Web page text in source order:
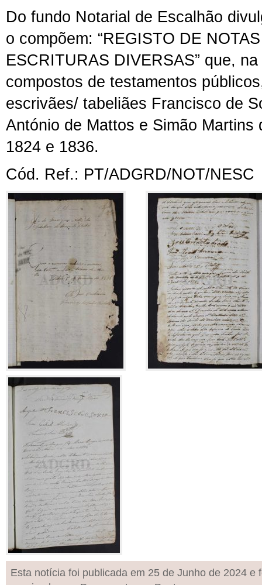
Do fundo Notarial de Escalhão
o compõem: “REGISTO DE
ESCRITURAS DIVERSAS” que,
compostos de testamentos
escrivães/ tabeliães Francisco de
António de Mattos e Simão
1824 e 1836.
Cód. Ref.: PT/ADGRD/NOT/NESC
Esta notícia foi publicada em 25 de Junho de 2024 e